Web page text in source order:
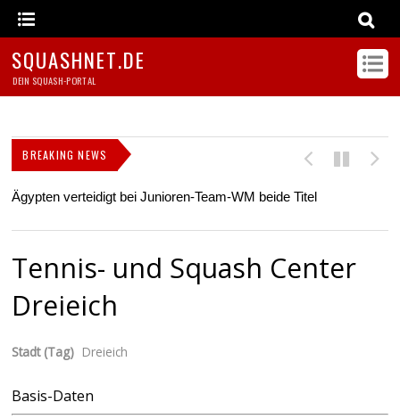
SQUASHNET.DE
DEIN SQUASH-PORTAL
BREAKING NEWS
Ägypten verteidigt bei Junioren-Team-WM beide Titel
Tennis- und Squash Center
Dreieich
Stadt (Tag) Dreieich
Basis-Daten